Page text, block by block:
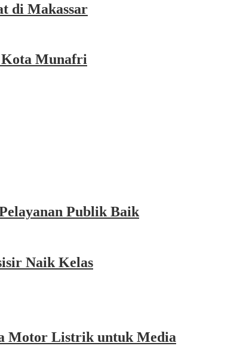
di Makassar
Kota Munafri
Publik Baik
Naik Kelas
Motor Listrik untuk Media